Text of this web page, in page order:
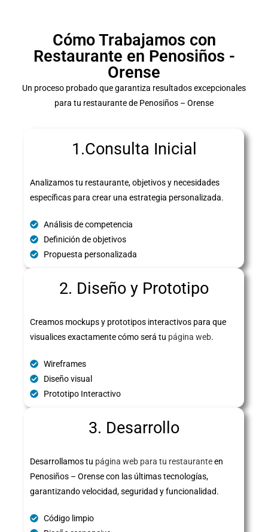
Cómo Trabajamos con
Restaurante en Penosiños -
Orense
Un proceso probado que garantiza resultados excepcionales
para tu restaurante de Penosiños – Orense
1.Consulta Inicial
Analizamos tu restaurante, objetivos y necesidades
específicas para crear una estrategia personalizada.
Análisis de competencia
Definición de objetivos
Propuesta personalizada
2. Diseño y Prototipo
Creamos mockups y prototipos interactivos para que
visualices exactamente cómo será tu página web.
Wireframes
Diseño visual
Prototipo Interactivo
3. Desarrollo
Desarrollamos tu página web para tu restauranteen
Penosiños – Orense con las últimas tecnologías,
garantizando velocidad, seguridad y funcionalidad.
Código limpio